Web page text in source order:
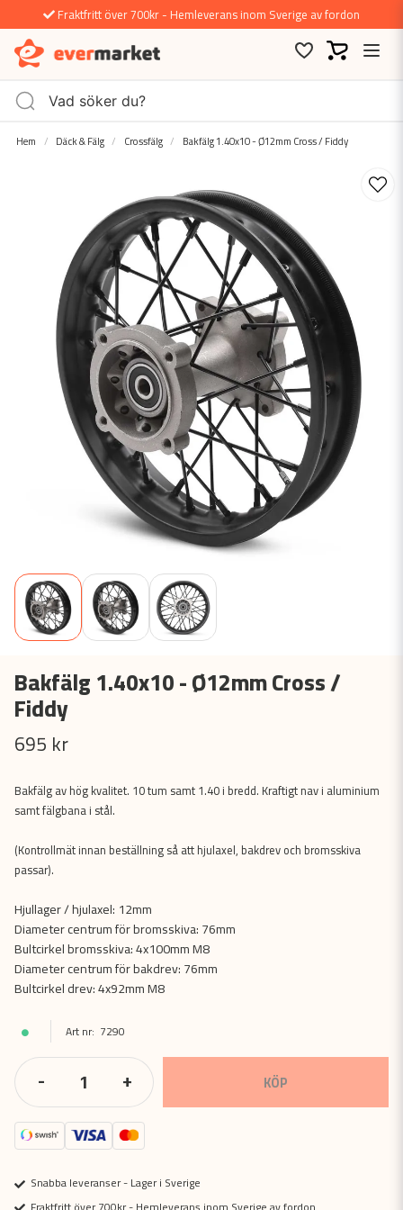
Fraktfritt över 700kr - Hemleverans inom Sverige av fordon
Hem Däck & Fälg Crossfälg Bakfälg 1.40x10 - Ø12mm Cross / Fiddy
Bakfälg 1.40x10 - Ø12mm Cross /
Fiddy
695 kr
Bakfälg av hög kvalitet. 10 tum samt 1.40 i bredd. Kraftigt nav i aluminium
samt fälgbana i stål.
(Kontrollmät innan beställning så att hjulaxel, bakdrev och bromsskiva
passar).
Hjullager / hjulaxel: 12mm
Diameter centrum för bromsskiva: 76mm
Bultcirkel bromsskiva: 4x100mm M8
Diameter centrum för bakdrev: 76mm
Bultcirkel drev: 4x92mm M8
7290
- + KÖP
Snabba leveranser - Lager i Sverige